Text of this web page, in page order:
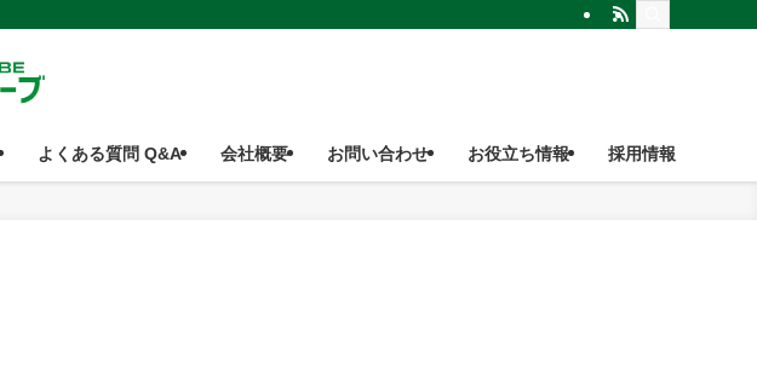
よくある質問 Q&A 会社概要 お問い合わせ お役立ち情報 採用情報